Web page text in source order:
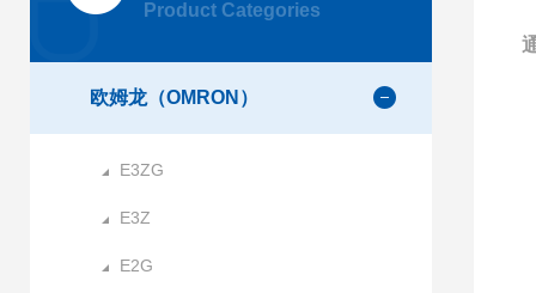
Product Categories
欧姆龙（OMRON）
E3ZG
E3Z
E2G